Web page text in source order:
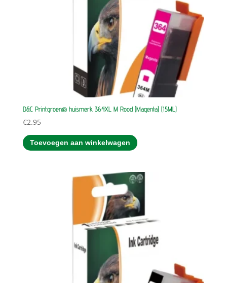
D&C Printgroen® huismerk 364XL M Rood (Magenta) (15ML)
€2.95
Toevoegen aan winkelwagen